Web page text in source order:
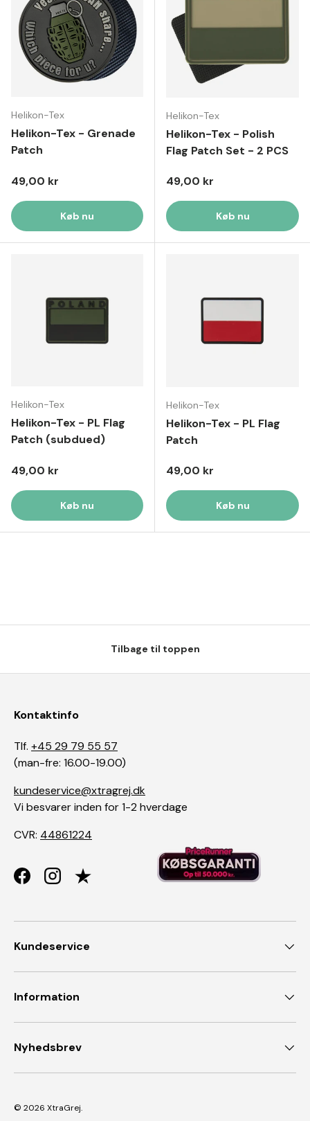
Helikon-Tex
Helikon-Tex - Grenade
Patch
Normal pris
49,00 kr
Køb nu
Helikon-Tex
Helikon-Tex - Polish
Flag Patch Set - 2 PCS
Normal pris
49,00 kr
Køb nu
Helikon-Tex
Helikon-Tex - PL Flag
Patch (subdued)
Normal pris
49,00 kr
Køb nu
Helikon-Tex
Helikon-Tex - PL Flag
Patch
Normal pris
49,00 kr
Køb nu
Tilbage til toppen
Kontaktinfo
Tlf. +45 29 79 55 57
(man-fre: 16.00-19.00)
kundeservice@xtragrej.dk
Vi besvarer inden for 1-2 hverdage
CVR: 44861224
FacebookInstagram
Kundeservice
Information
Nyhedsbrev
© 2026 XtraGrej.